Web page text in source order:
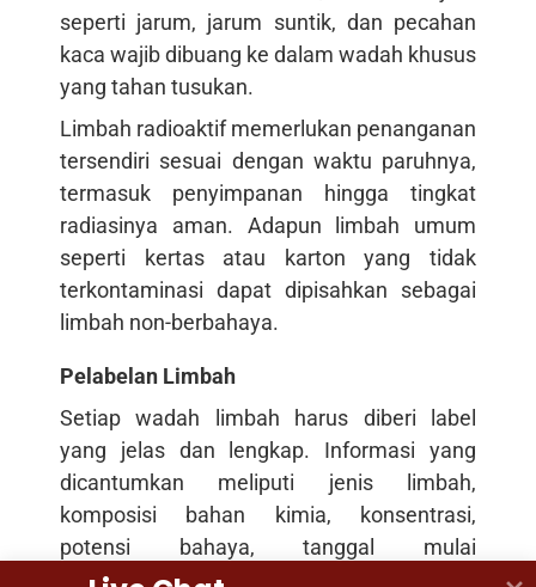
seperti jarum, jarum suntik, dan pecahan
kaca wajib dibuang ke dalam wadah khusus
yang tahan tusukan.
Limbah radioaktif memerlukan penanganan
tersendiri sesuai dengan waktu paruhnya,
termasuk penyimpanan hingga tingkat
radiasinya aman. Adapun limbah umum
seperti kertas atau karton yang tidak
terkontaminasi dapat dipisahkan sebagai
limbah non-berbahaya.
Pelabelan Limbah
Setiap wadah limbah harus diberi label
yang jelas dan lengkap. Informasi yang
dicantumkan meliputi jenis limbah,
komposisi bahan kimia, konsentrasi,
potensi bahaya, tanggal mulai
pengumpulan, serta nama penanggung